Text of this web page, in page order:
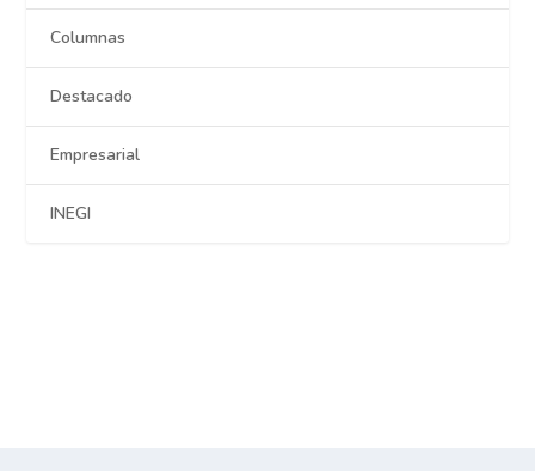
Columnas
Destacado
Empresarial
INEGI